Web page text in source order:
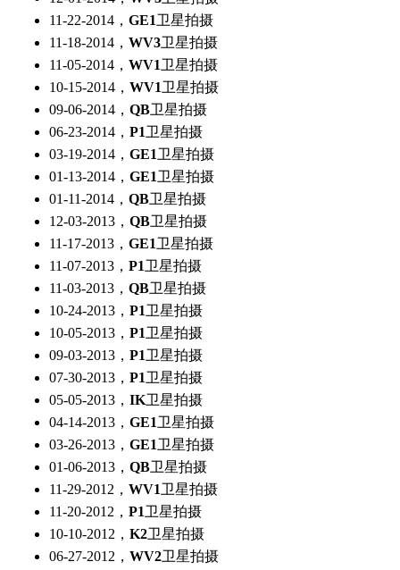
11-22-2014， GE1卫星拍摄
11-18-2014， WV3卫星拍摄
11-05-2014， WV1卫星拍摄
10-15-2014， WV1卫星拍摄
09-06-2014， QB卫星拍摄
06-23-2014， P1卫星拍摄
03-19-2014， GE1卫星拍摄
01-13-2014， GE1卫星拍摄
01-11-2014， QB卫星拍摄
12-03-2013， QB卫星拍摄
11-17-2013， GE1卫星拍摄
11-07-2013， P1卫星拍摄
11-03-2013， QB卫星拍摄
10-24-2013， P1卫星拍摄
10-05-2013， P1卫星拍摄
09-03-2013， P1卫星拍摄
07-30-2013， P1卫星拍摄
05-05-2013， IK卫星拍摄
04-14-2013， GE1卫星拍摄
03-26-2013， GE1卫星拍摄
01-06-2013， QB卫星拍摄
11-29-2012， WV1卫星拍摄
11-20-2012， P1卫星拍摄
10-10-2012， K2卫星拍摄
06-27-2012， WV2卫星拍摄